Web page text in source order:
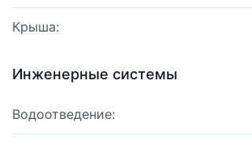
Крыша:
Инженерные системы
Водоотведение: